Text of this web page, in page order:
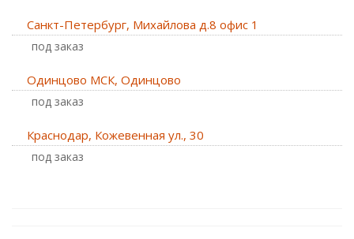
Санкт-Петербург, Михайлова д.8 офис 1
Под заказ
Одинцово МСК, Одинцово
Под заказ
Краснодар, Кожевенная ул., 30
Под заказ